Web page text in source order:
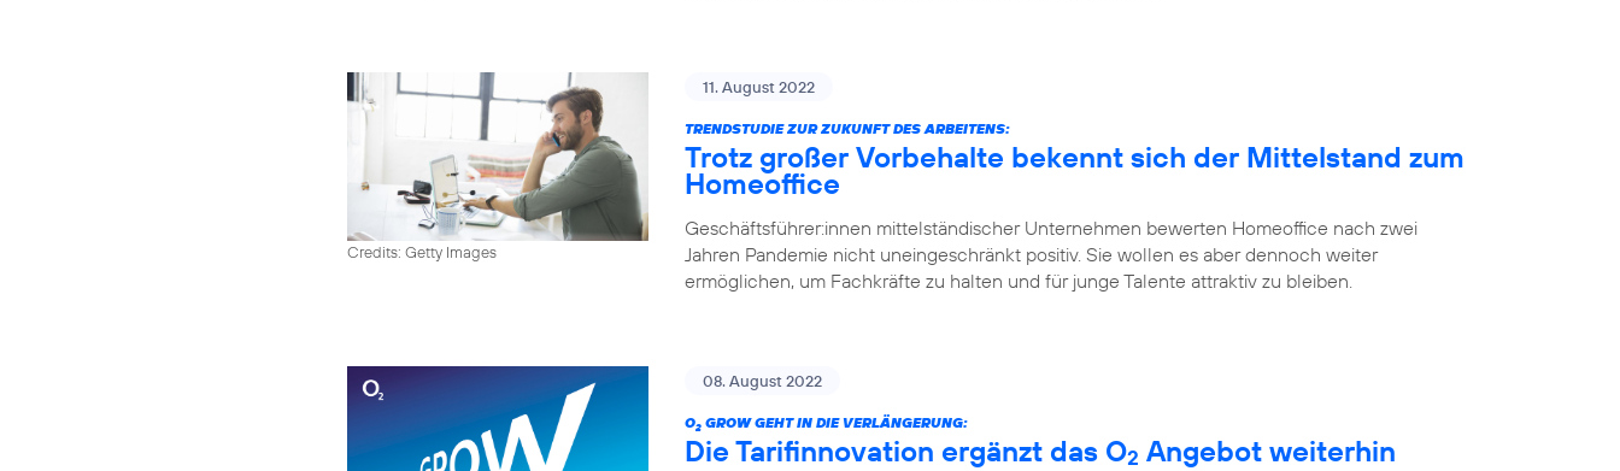
Credits: Getty Images
11. August 2022
TRENDSTUDIE ZUR ZUKUNFT DES ARBEITENS:
Trotz großer Vorbehalte bekennt sich der Mittelstand zum
Homeoffice
Geschäftsführer:innen mittelständischer Unternehmen bewerten Homeoffice nach zwei
Jahren Pandemie nicht uneingeschränkt positiv. Sie wollen es aber dennoch weiter
ermöglichen, um Fachkräfte zu halten und für junge Talente attraktiv zu bleiben.
08. August 2022
O2 GROW GEHT IN DIE VERLÄNGERUNG:
Die Tarifinnovation ergänzt das O2 Angebot weiterhin